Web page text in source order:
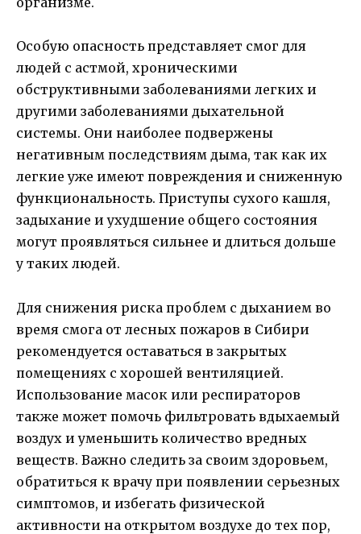
Особую опасность представляет смог для
людей с астмой, хроническими
обструктивными заболеваниями легких и
другими заболеваниями дыхательной
системы. Они наиболее подвержены
негативным последствиям дыма, так как их
легкие уже имеют повреждения и сниженную
функциональность. Приступы сухого кашля,
задыхание и ухудшение общего состояния
могут проявляться сильнее и длиться дольше
у таких людей.
Для снижения риска проблем с дыханием во
время смога от лесных пожаров в Сибири
рекомендуется оставаться в закрытых
помещениях с хорошей вентиляцией.
Использование масок или респираторов
также может помочь фильтровать вдыхаемый
воздух и уменьшить количество вредных
веществ. Важно следить за своим здоровьем,
обратиться к врачу при появлении серьезных
симптомов, и избегать физической
активности на открытом воздухе до тех пор,